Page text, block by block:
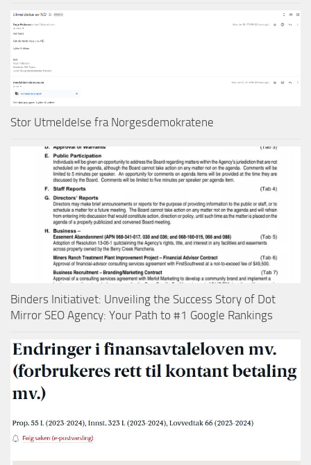
Stor Utmeldelse fra Norgesdemokratene
Binders Initiativet: Unveiling the Success Story of Dot
Mirror SEO Agency: Your Path to #1 Google Rankings